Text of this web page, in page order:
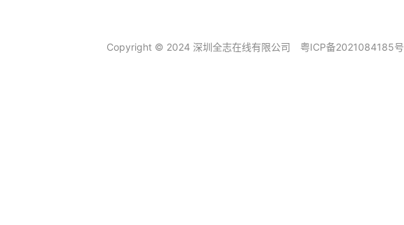
Copyright © 2024 深圳全志在线有限公司 粤ICP备2021084185号